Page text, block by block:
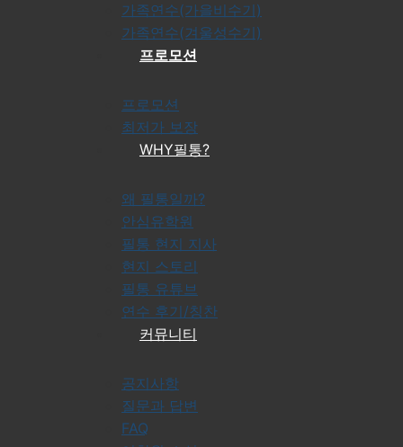
가족연수(가을비수기)
가족연수(겨울성수기)
프로모션
프로모션
최저가 보장
WHY필통?
왜 필통일까?
안심유학원
필통 현지 지사
현지 스토리
필통 유튜브
연수 후기/칭찬
커뮤니티
공지사항
질문과 답변
FAQ